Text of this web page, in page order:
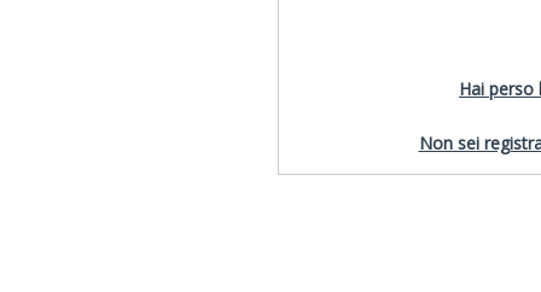
Hai perso
Non sei